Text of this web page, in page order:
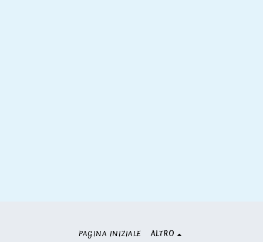
PAGINA INIZIALE ALTRO